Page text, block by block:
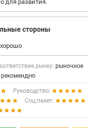
для развития.
стороны
рынку: рыночное
рекомендую
Руководство:
Соц.пакет: